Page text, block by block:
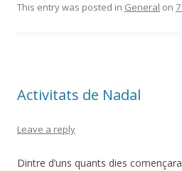
This entry was posted in General on
Activitats de Nadal
Leave a reply
Dintre d’uns quants dies